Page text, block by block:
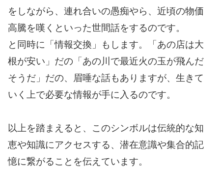
をしながら、連れ合いの愚痴やら、近頃の物価
高騰を嘆くといった世間話をするのです。
と同時に「情報交換」もします。「あの店は大
根が安い」だの「あの川で最近火の玉が飛んだ
そうだ」だの、眉唾な話もありますが、生きて
いく上で必要な情報が手に入るのです。
以上を踏まえると、このシンボルは伝統的な知
恵や知識にアクセスする、潜在意識や集合的記
憶に繋がることを伝えています。